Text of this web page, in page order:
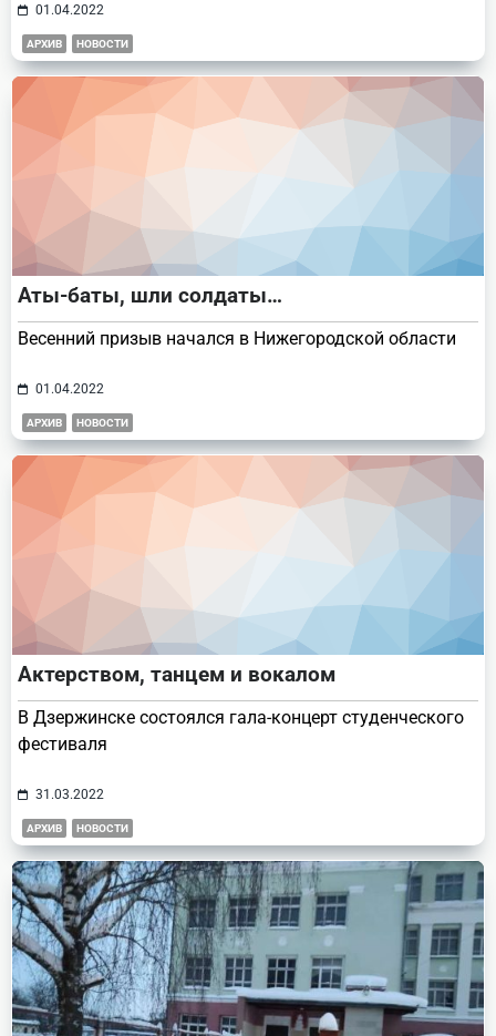
01.04.2022
АРХИВ НОВОСТИ
Аты-баты, шли солдаты…
Весенний призыв начался в Нижегородской области
01.04.2022
АРХИВ НОВОСТИ
Актерством, танцем и вокалом
В Дзержинске состоялся гала-концерт студенческого
фестиваля
31.03.2022
АРХИВ НОВОСТИ